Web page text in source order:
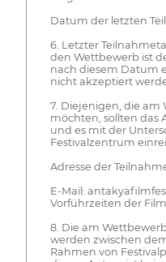
Datum der letzten
6. Letzter
den Wettbewerb ist
nach diesem Datum
nicht akzeptiert
7. Diejenigen, die
möchten, sollten das
und es mit der
Festivalzentrum
Adresse der
E-Mail:
Vorführzeiten der
8. Die am
werden zwischen
Rahmen von